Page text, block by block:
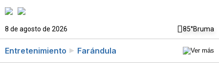
8 de agosto de 2026 85°Bruma
Entretenimiento Farándula